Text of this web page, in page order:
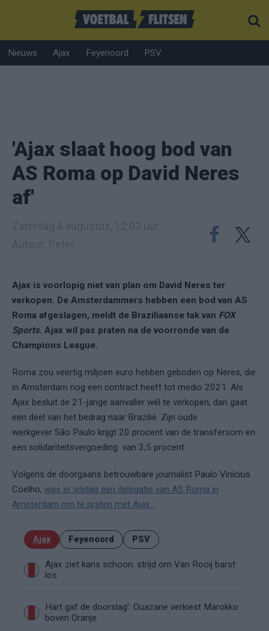
Nieuws Ajax Feyenoord PSV
'Ajax slaat hoog bod van
AS Roma op David Neres
af'
Ajax is voorlopig niet van plan om David Neres ter
verkopen. De Amsterdammers hebben een bod van AS
Roma afgeslagen, meldt de Braziliaanse tak van FOX
Sports. Ajax wil pas praten na de voorronde van de
Champions League.
Roma zou veertig miljoen euro hebben geboden op Neres, die
in Amsterdam nog een contract heeft tot medio 2021. Als
Ajax besluit de 21-jarige aanvaller wél te verkopen, dan gaat
een deel van het bedrag naar Brazilië. Zijn oude
werkgever São Paulo krijgt 20 procent van de transfersom en
een solidariteitsvergoeding van 3,5 procent.
Volgens de doorgaans betrouwbare journalist Paulo Vinícius
Coelho, was er vrijdag een delegatie van AS Roma in
Amsterdam om te praten met Ajax.
Ajax Feyenoord PSV
Ajax ziet kans schoon: strijd om Van Rooij barst
los
Hart gaf de doorslag': Ouazane verkiest Marokko
boven Oranje